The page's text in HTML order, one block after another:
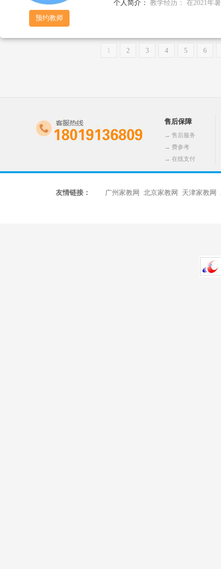
预约教师
个人简介： 教学经历： 在2021年
2 3 4 5 6
售后保障
→ 售后服务
→ 费参考
→ 在线支付
友情链接： 广州家教网 北京家教网 天津家教网